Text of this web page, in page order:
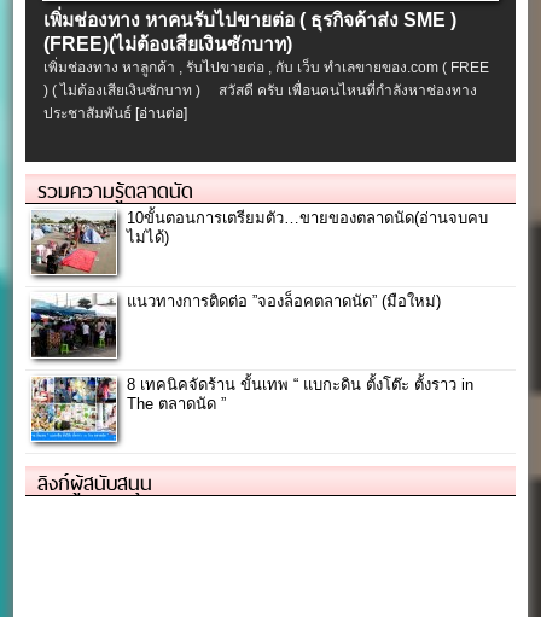
เพิ่มช่องทาง หาคนรับไปขายต่อ ( ธุรกิจค้าส่ง SME )
(FREE)(ไม่ต้องเสียเงินซักบาท)
เพิ่มช่องทาง หาลูกค้า , รับไปขายต่อ , กับ เว็บ ทำเลขายของ.com ( FREE
) ( ไม่ต้องเสียเงินซักบาท ) สวัสดี ครับ เพื่อนคนไหนที่กำลังหาช่องทาง
ประชาสัมพันธ์ [อ่านต่อ]
รวมความรู้ตลาดนัด
10ขั้นตอนการเตรียมตัว…ขายของตลาดนัด(อ่านจบคบ
ไม่ได้)
แนวทางการติดต่อ ”จองล็อคตลาดนัด” (มือใหม่)
8 เทคนิคจัดร้าน ขั้นเทพ “ แบกะดิน ตั้งโต๊ะ ตั้งราว in
The ตลาดนัด ”
ลิงก์ผู้สนับสนุน